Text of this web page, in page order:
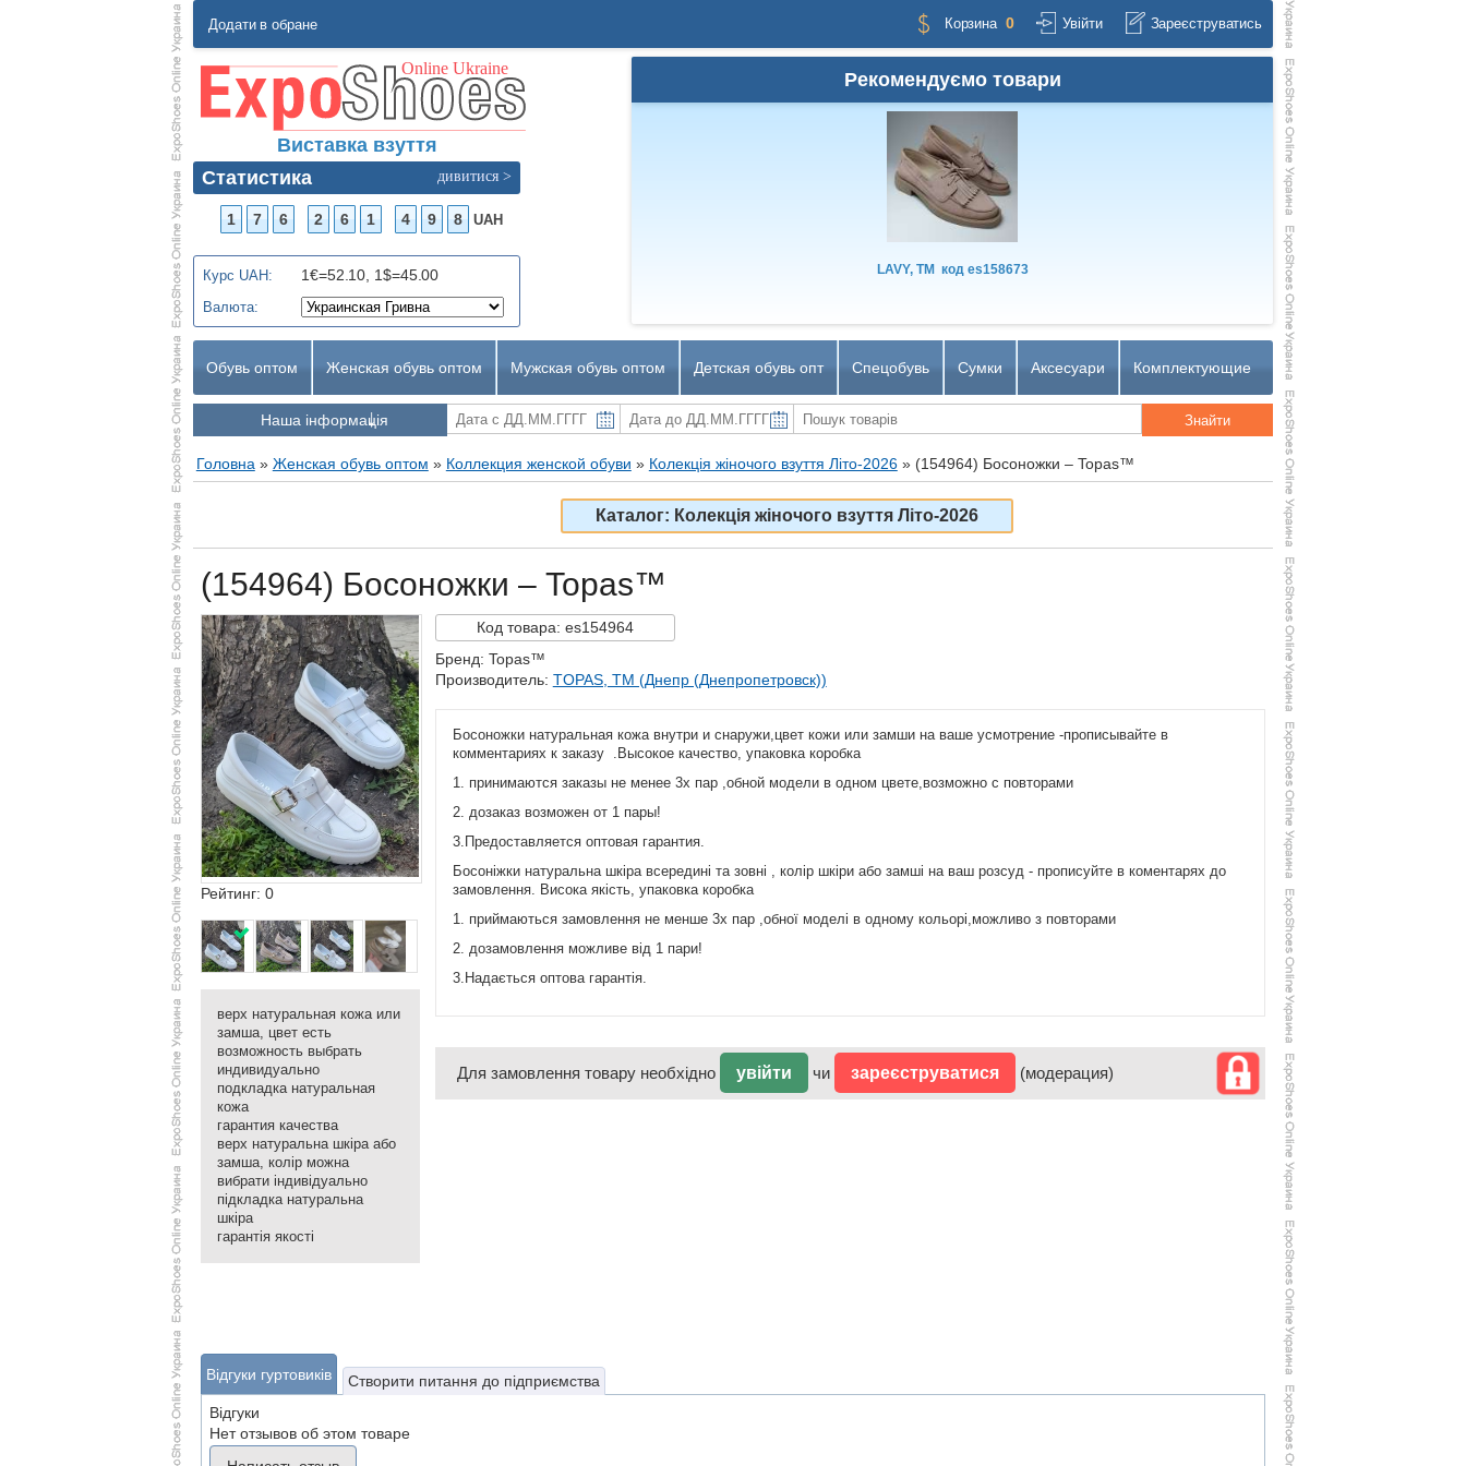
Додати в обране Корзина 0 Увійти Зареєструватись
Виставка взуття
Статистика
дивитися >
1 7 6 2 6 1 4 9 8 UAH
Курс UAH: 1€=52.10, 1$=45.00
Валюта:
Рекомендуємо товари
LAVY, TM кодes158673
Обувь оптом Женская обувь оптом Мужская обувь оптом Детская обувь опт Спецобувь Сумки Аксесуари Комплектующие
Наша інформація
Головна » Женская обувь оптом » Коллекция женской обуви » Колекція жіночого взуття Літо-2026» (154964) Босоножки – Topas™
Каталог: Колекція жіночого взуття Літо-2026
(154964) Босоножки – Topas™
Рейтинг: 0
верх натуральная кожа или
замша, цвет есть
возможность выбрать
индивидуально
подкладка натуральная
кожа
гарантия качества
верх натуральна шкіра або
замша, колір можна
вибрати індивідуально
підкладка натуральна
шкіра
гарантія якості
Кодтовара: es154964
Бренд: Topas™
Производитель: TOPAS, TM (Днепр (Днепропетровск))
Босоножки натуральная кожа внутри и снаружи,цвет кожи или замши на ваше усмотрение -прописывайте в
комментариях к заказу .Высокое качество, упаковка коробка
1. принимаются заказы не менее 3х пар ,обной модели в одном цвете,возможно с повторами
2. дозаказ возможен от 1 пары!
3.Предоставляется оптовая гарантия.
Босоніжки натуральна шкіра всередині та зовні , колір шкіри або замші на ваш розсуд - прописуйте в коментарях до
замовлення. Висока якість, упаковка коробка
1. приймаються замовлення не менше 3х пар ,обної моделі в одному кольорі,можливо з повторами
2. дозамовлення можливе від 1 пари!
3.Надається оптова гарантія.
Для замовлення товару необхідно увійти чи зареєструватися (модерация)
Відгуки гуртовиків
Створити питання до підприємства
Відгуки
Нет отзывов об этом товаре